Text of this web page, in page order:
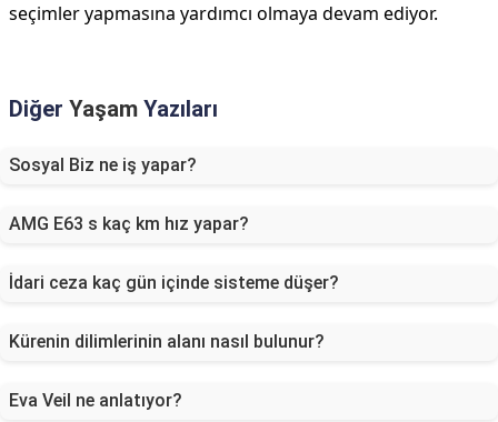
seçimler yapmasına yardımcı olmaya devam ediyor.
Diğer Yaşam Yazıları
Sosyal Biz ne iş yapar?
AMG E63 s kaç km hız yapar?
İdari ceza kaç gün içinde sisteme düşer?
Kürenin dilimlerinin alanı nasıl bulunur?
Eva Veil ne anlatıyor?